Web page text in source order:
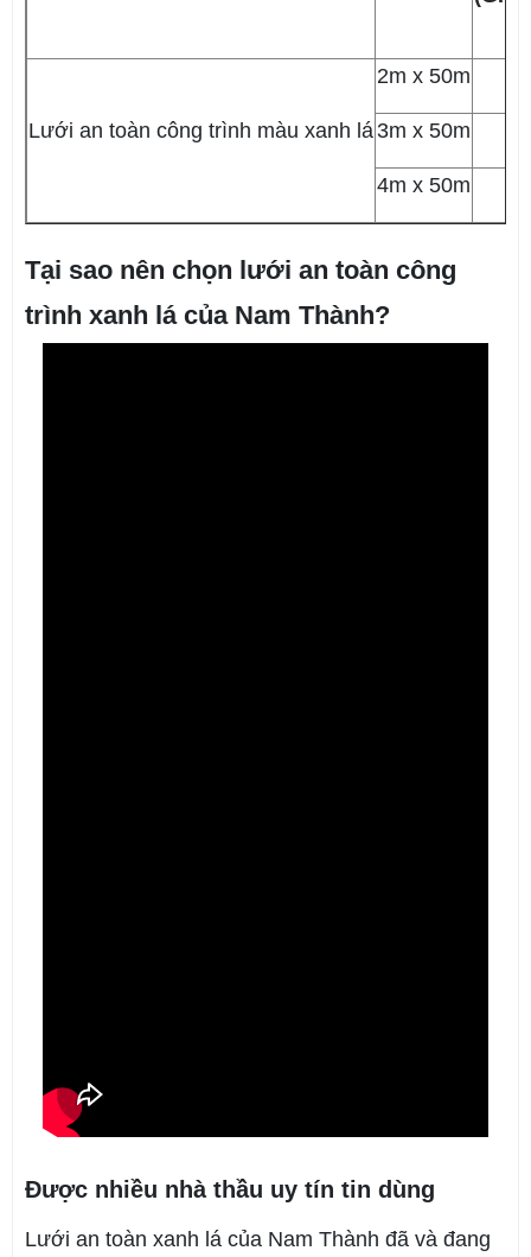
Lưới an toàn công trình màu xanh lá
2m x 50m
3m x 50m
4m x 50m
Tại sao nên chọn lưới an toàn công
trình xanh lá của Nam Thành?
Được nhiều nhà thầu uy tín tin dùng
Lưới an toàn xanh lá của Nam Thành đã và đang